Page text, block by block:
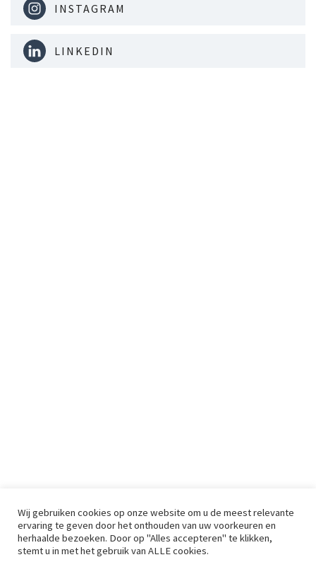
INSTAGRAM
LINKEDIN
Wij gebruiken cookies op onze website om u de meest relevante
ervaring te geven door het onthouden van uw voorkeuren en
herhaalde bezoeken. Door op "Alles accepteren" te klikken,
stemt u in met het gebruik van ALLE cookies.